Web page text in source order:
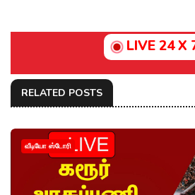
LIVE 24 X
RELATED POSTS
வீடியோ ஸ்டோரி